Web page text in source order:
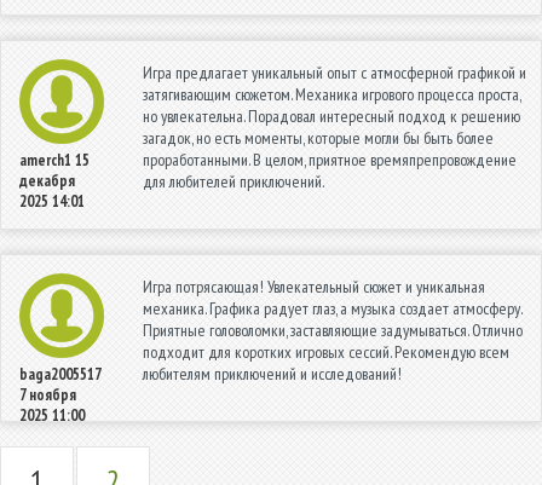
amerch1 15
декабря
2025 14:01
Игра предлагает уникальный опыт с атмосферной графикой и
затягивающим сюжетом. Механика игрового процесса проста,
но увлекательна. Порадовал интересный подход к решению
загадок, но есть моменты, которые могли бы быть более
проработанными. В целом, приятное времяпрепровождение
для любителей приключений.
baga2005517
7 ноября
2025 11:00
Игра потрясающая! Увлекательный сюжет и уникальная
механика. Графика радует глаз, а музыка создает атмосферу.
Приятные головоломки, заставляющие задумываться. Отлично
подходит для коротких игровых сессий. Рекомендую всем
любителям приключений и исследований!